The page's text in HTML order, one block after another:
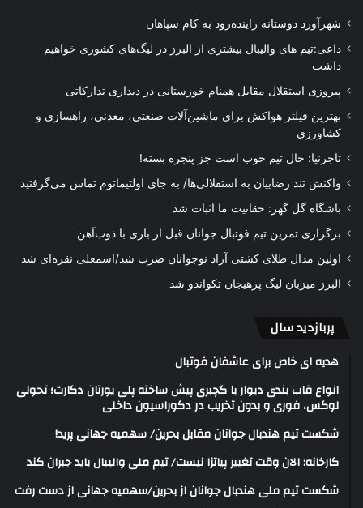
شهرآورد دوستانه زاینده‌رود به کام سپاهان
داعی:تیم های والیبال بیشتری از البرز در لیگ‌های کشوری خواهیم
داشت
پیروزی استقلال مقابل همنام خوزستانی در دیداری تدارکاتی
بهترین فیلتر هواکش برای ماشین‌آلات صنعتی، معدنی، راهسازی و
کشاورزی
تاجرنیا: حال تیم خوب است جز پنجره بسته!
واکنش تند رضاییان به استقلالی‌ها/ به جای اولتیماتوم تماس می‌گرفتید
باشگاه گل گهر: حقانیت ما اثبات شد
برگزاری تمرین تیم فوتبال جوانان قبل از بازی با ذوب‌آهن
اولین مدال طلای کشتی آزاد نوجوانان ضرب شد/اسمعلی نقره‌ای شد
البرز میزبان لیگ پرهیجان تکواندو شد
پربازدید سال
هدیه ای خاص برای عاشفان فوتبال
انواع قاب بندی دیوار با گچبری پیش ساخته پلی یورتان دکارت؛ تحولی
لوکس، فوری و بدون تخریب در دکوراسیون داخلی
شکست تیم هندبال جوانان مقابل بحرین/ سهمیه جهانی پرید!
کارخانه: الان وقت تغییر پیاتزا نیست/ تیم ملی والیبال باید جبران کند
شکست تیم ملی هندبال جوانان از بحرین/سهمیه جهانی از دست رفت